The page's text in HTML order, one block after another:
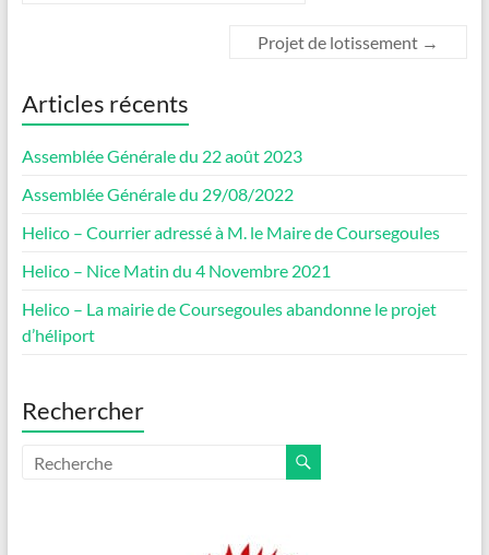
Projet de lotissement →
Articles récents
Assemblée Générale du 22 août 2023
Assemblée Générale du 29/08/2022
Helico – Courrier adressé à M. le Maire de Coursegoules
Helico – Nice Matin du 4 Novembre 2021
Helico – La mairie de Coursegoules abandonne le projet
d’héliport
Rechercher